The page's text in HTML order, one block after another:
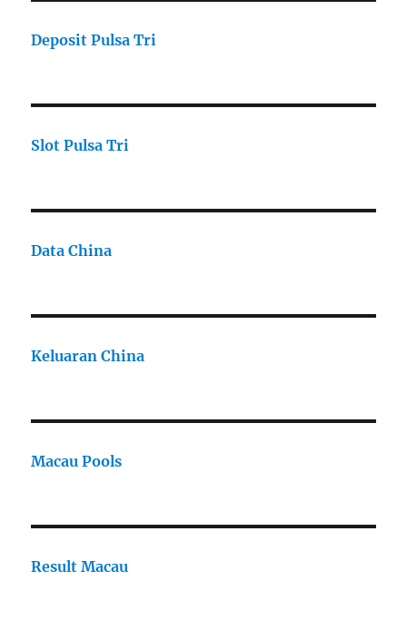
Deposit Pulsa Tri
Slot Pulsa Tri
Data China
Keluaran China
Macau Pools
Result Macau